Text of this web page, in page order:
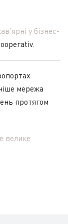
у бізнес-
мережа
протягом
велике